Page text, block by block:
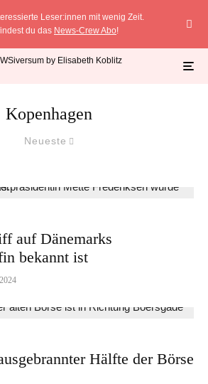
Leser:innen mit wenig Zeit.
du das News-Crew Abo!
Kopenhagen
Neueste
auf Dänemarks
bekannt ist
Hälfte der Börse